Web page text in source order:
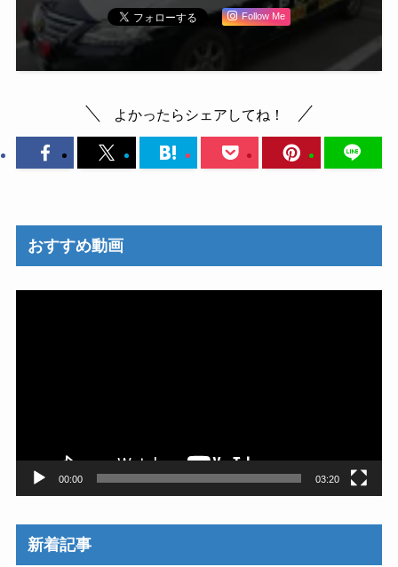
Follow Me
よかったらシェアしてね！
おすすめ動画
00:00 03:20
新着記事